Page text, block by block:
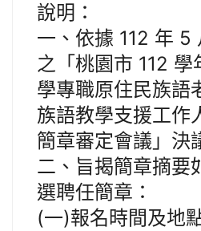
說明：
一、依據 112 年 5
之「桃園市 112
學專職原住民族語
族語教學支援工作
簡章審定會議」決
二、旨揭簡章摘要
選聘任簡章：
(一)報名時間及地